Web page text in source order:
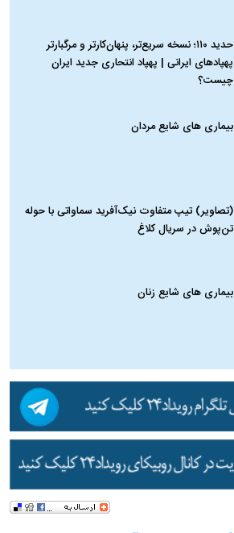
حدید ۱۱۰؛ نسخه سریع‌تر، پنهان‌کارتر و مرگبارتر
پهپادهای ایرانی | پهپاد انتحاری جدید ایران
چیست؟
بیماری‌ های شایع مردان
(تصاویر) تیپ متفاوت نیک‌آفرید سماواتی با حوله
تن‌پوش در سریال کلاغ
بیماری‌ های شایع زنان